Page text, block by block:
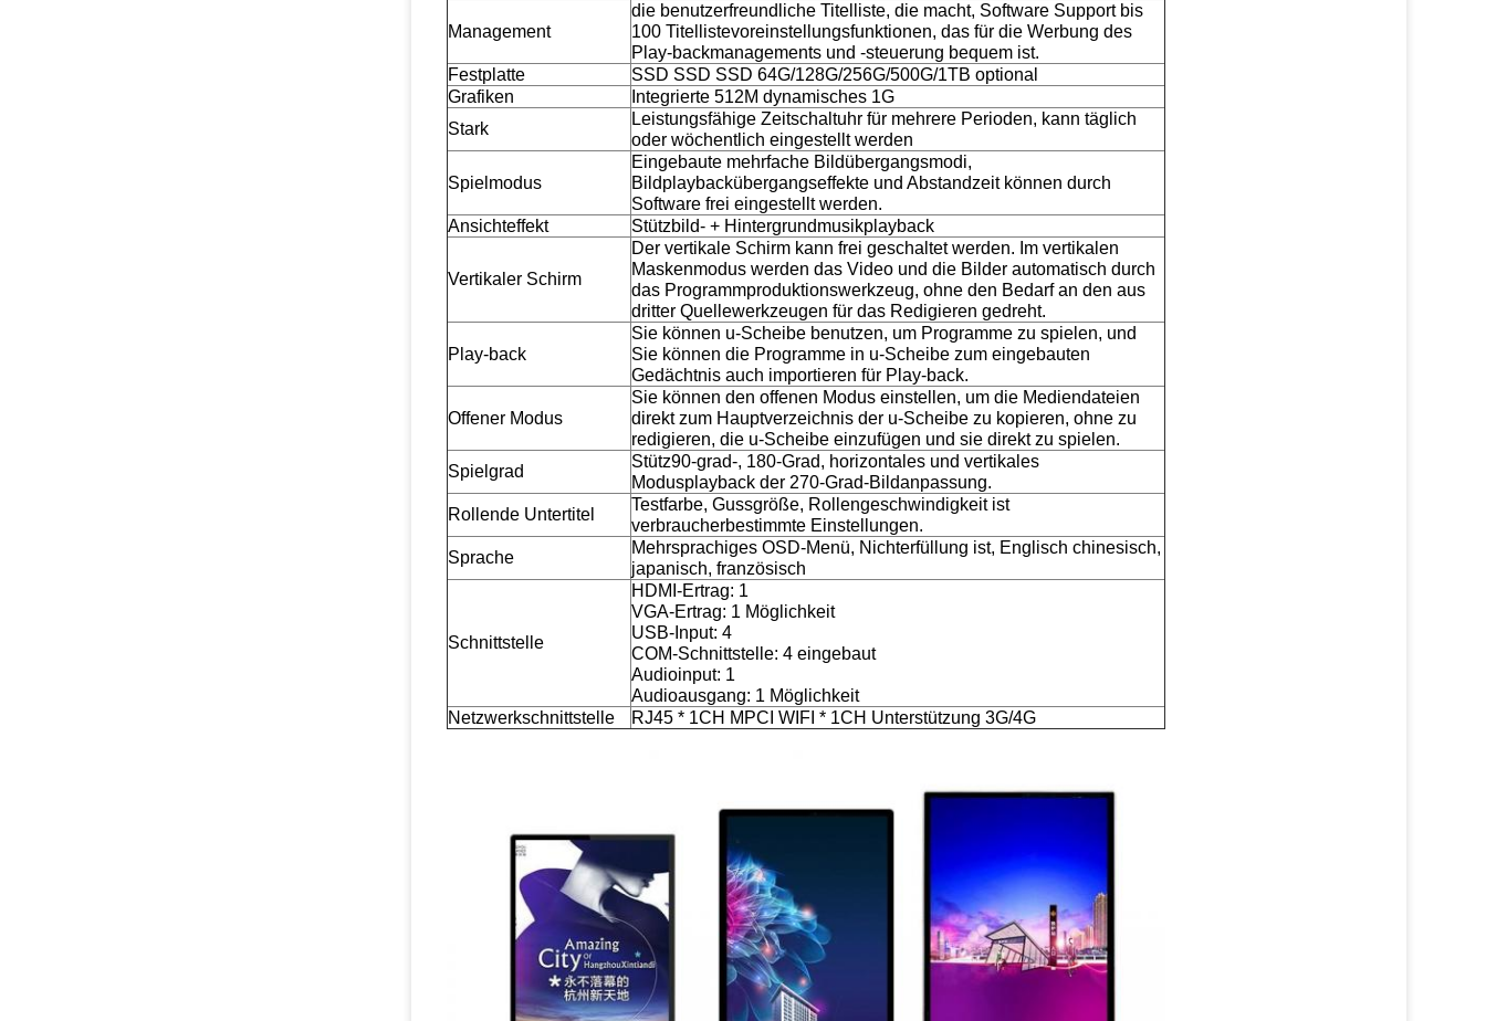
Management
die benutzerfreundliche Titelliste, die macht, Software Support bis
100 Titellistevoreinstellungsfunktionen, das für die Werbung des
Play-backmanagements und -steuerung bequem ist.
Festplatte
SSD SSD SSD 64G/128G/256G/500G/1TB optional
Grafiken
Integrierte 512M dynamisches 1G
Stark
Leistungsfähige Zeitschaltuhr für mehrere Perioden, kann täglich
oder wöchentlich eingestellt werden
Spielmodus
Eingebaute mehrfache Bildübergangsmodi,
Bildplaybackübergangseffekte und Abstandzeit können durch
Software frei eingestellt werden.
Ansichteffekt
Stützbild- + Hintergrundmusikplayback
Vertikaler Schirm
Der vertikale Schirm kann frei geschaltet werden. Im vertikalen
Maskenmodus werden das Video und die Bilder automatisch durch
das Programmproduktionswerkzeug, ohne den Bedarf an den aus
dritter Quellewerkzeugen für das Redigieren gedreht.
Play-back
Sie können u-Scheibe benutzen, um Programme zu spielen, und
Sie können die Programme in u-Scheibe zum eingebauten
Gedächtnis auch importieren für Play-back.
Offener Modus
Sie können den offenen Modus einstellen, um die Mediendateien
direkt zum Hauptverzeichnis der u-Scheibe zu kopieren, ohne zu
redigieren, die u-Scheibe einzufügen und sie direkt zu spielen.
Spielgrad
Stütz90-grad-, 180-Grad, horizontales und vertikales
Modusplayback der 270-Grad-Bildanpassung.
Rollende Untertitel
Testfarbe, Gussgröße, Rollengeschwindigkeit ist
verbraucherbestimmte Einstellungen.
Sprache
Mehrsprachiges OSD-Menü, Nichterfüllung ist, Englisch chinesisch,
japanisch, französisch
Schnittstelle
HDMI-Ertrag: 1
VGA-Ertrag: 1 Möglichkeit
USB-Input: 4
COM-Schnittstelle: 4 eingebaut
Audioinput: 1
Audioausgang: 1 Möglichkeit
Netzwerkschnittstelle
RJ45 * 1CH MPCI WIFI * 1CH Unterstützung 3G/4G